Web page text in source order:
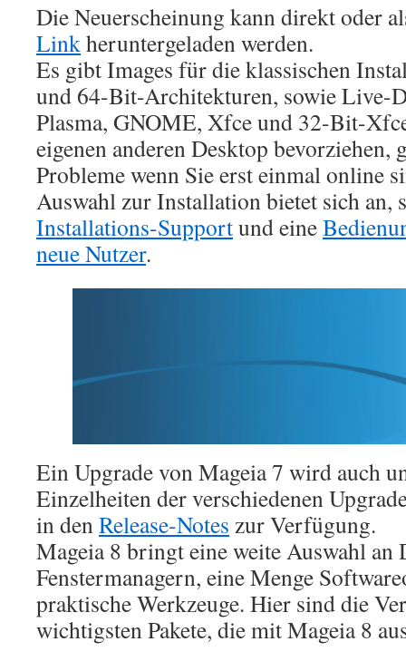
Die Neuerscheinung kann direkt oder
Linkheruntergeladen werden.
Es gibt Images für die klassischen
und 64-Bit-Architekturen, sowie
Plasma, GNOME, Xfce und 32-Bit-
eigenen anderen Desktop bevorziehen,
Probleme wenn Sie erst einmal online
Auswahl zur Installation bietet sich an,
Installations-Supportund eine
neue Nutzer.
Ein Upgrade von Mageia 7 wird auch
Einzelheiten der verschiedenen
in denRelease-Notes zur Verfügung.
Mageia 8 bringt eine weite Auswahl an
Fenstermanagern, eine Menge
praktische Werkzeuge. Hier sind die
wichtigsten Pakete, die mit Mageia 8